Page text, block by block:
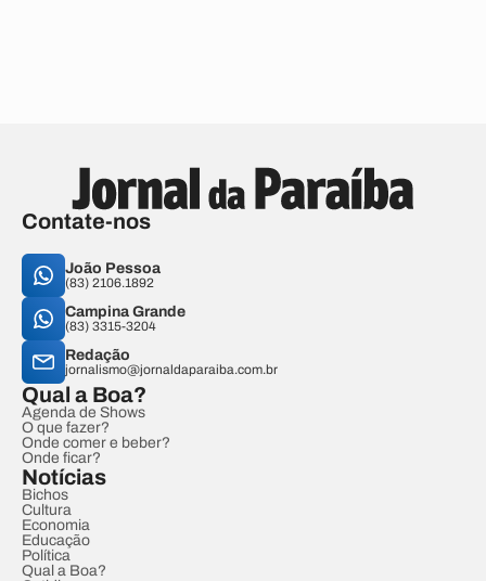
Contate-nos
João Pessoa
(83) 2106.1892
Campina Grande
(83) 3315-3204
Redação
jornalismo@jornaldaparaiba.com.br
Qual a Boa?
Agenda de Shows
O que fazer?
Onde comer e beber?
Onde ficar?
Notícias
Bichos
Cultura
Economia
Educação
Política
Qual a Boa?